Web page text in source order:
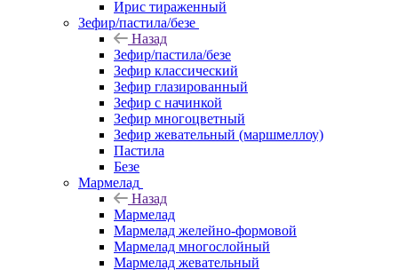
Ирис тираженный
Зефир/пастила/безе
Назад
Зефир/пастила/безе
Зефир классический
Зефир глазированный
Зефир с начинкой
Зефир многоцветный
Зефир жевательный (маршмеллоу)
Пастила
Безе
Мармелад
Назад
Мармелад
Мармелад желейно-формовой
Мармелад многослойный
Мармелад жевательный